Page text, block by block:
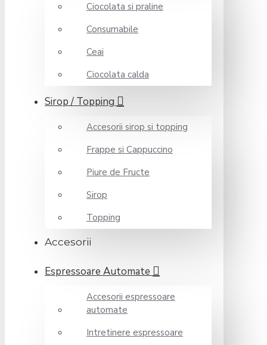
Ciocolata si praline
Consumabile
Ceai
Ciocolata calda
Sirop / Topping
Accesorii sirop si topping
Frappe si Cappuccino
Piure de Fructe
Sirop
Topping
Accesorii
Espressoare Automate
Accesorii espressoare
automate
Intretinere espressoare